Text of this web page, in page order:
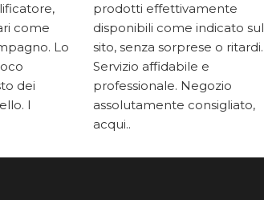
come
Lo
dei
I
prodotti effettivamente
disponibili come indicato sul
sito, senza sorprese o ritardi.
Servizio affidabile e
professionale. Negozio
assolutamente consigliato,
acqui..